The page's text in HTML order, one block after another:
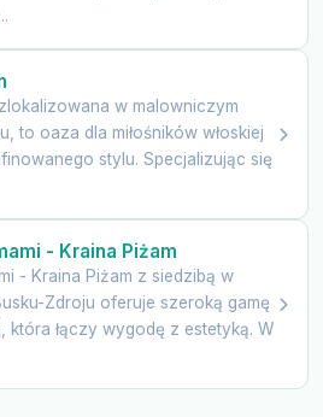
w malowniczym
to oaza dla miłośników włoskiej
stylu. Specjalizując się
- Kraina Piżam
- Kraina Piżam z siedzibą w
Zdroju oferuje szeroką gamę
która łączy wygodę z estetyką. W